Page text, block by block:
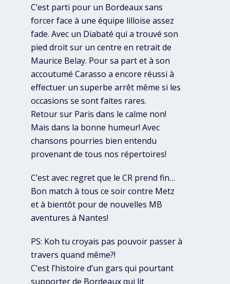
C’est parti pour un Bordeaux sans
forcer face à une équipe lilloise assez
fade. Avec un Diabaté qui a trouvé son
pied droit sur un centre en retrait de
Maurice Belay. Pour sa part et à son
accoutumé Carasso a encore réussi à
effectuer un superbe arrêt même si les
occasions se sont faites rares.
Retour sur Paris dans le calme non!
Mais dans la bonne humeur! Avec
chansons pourries bien entendu
provenant de tous nos répertoires!
C’est avec regret que le CR prend fin…
Bon match à tous ce soir contre Metz
et à bientôt pour de nouvelles MB
aventures à Nantes!
PS: Koh tu croyais pas pouvoir passer à
travers quand même?!
C’est l’histoire d’un gars qui pourtant
supporter de Bordeaux qui lit